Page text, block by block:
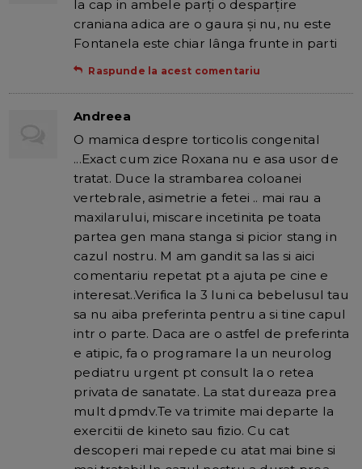
la cap in ambele parţi o desparţire
craniana adica are o gaura şi nu, nu este
Fontanela este chiar lânga frunte in parti
Raspunde la acest comentariu
Andreea
O mamica despre torticolis congenital
...Exact cum zice Roxana nu e asa usor de
tratat. Duce la strambarea coloanei
vertebrale, asimetrie a fetei .. mai rau a
maxilarului, miscare incetinita pe toata
partea gen mana stanga si picior stang in
cazul nostru. M am gandit sa las si aici
comentariu repetat pt a ajuta pe cine e
interesat..Verifica la 3 luni ca bebelusul tau
sa nu aiba preferinta pentru a si tine capul
intr o parte. Daca are o astfel de preferinta
e atipic, fa o programare la un neurolog
pediatru urgent pt consult la o retea
privata de sanatate. La stat dureaza prea
mult dpmdv.Te va trimite mai departe la
exercitii de kineto sau fizio. Cu cat
descoperi mai repede cu atat mai bine si